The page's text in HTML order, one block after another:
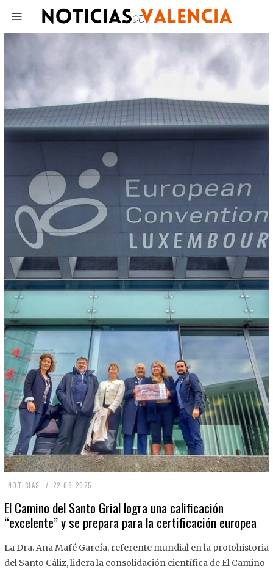
NOTICIAS 22.08.2025
.
8
El Camino del Santo Grial logra una calificación
“excelente” y se prepara para la certificación europea
La Dra. Ana Mafé García, referente mundial en la protohistoria
del Santo Cáliz, lidera la consolidación científica de El Camino